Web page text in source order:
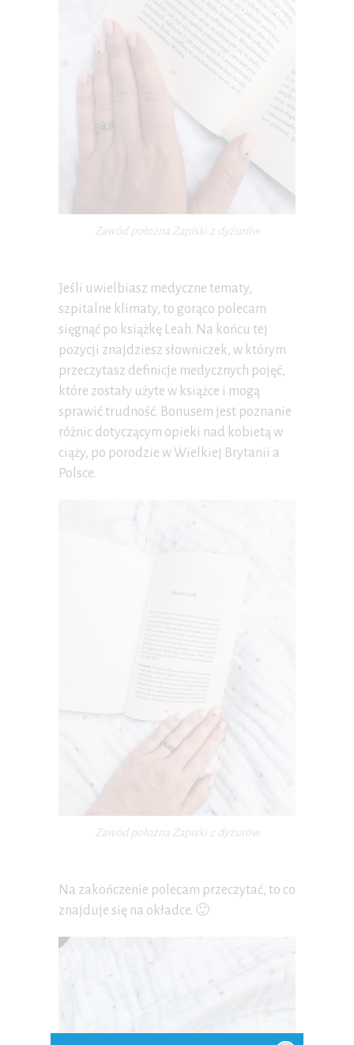
Zawód położna Zapiski z dyżurów
Jeśli uwielbiasz medyczne tematy,
szpitalne klimaty, to gorąco polecam
sięgnąć po książkę Leah. Na końcu tej
pozycji znajdziesz słowniczek, w którym
przeczytasz definicje medycznych pojęć,
które zostały użyte w książce i mogą
sprawić trudność. Bonusem jest poznanie
różnic dotyczącym opieki nad kobietą w
ciąży, po porodzie w Wielkiej Brytanii a
Polsce.
Zawód położna Zapiski z dyżurów
Na zakończenie polecam przeczytać, to co
znajduje się na okładce. 🙂